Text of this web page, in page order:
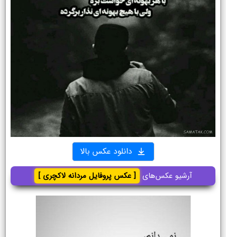
دانلود عکس بالا
آرشیو عکس‌های [ عکس پروفایل مردانه لاکچری ]